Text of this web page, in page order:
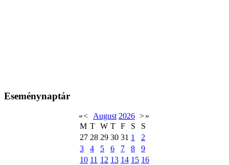
Eseménynaptár
«< August 2026 >»
M T W T F S
S
27 28 29 30 31 1
2
3
4 5 6 7 8
9
10 11 12 13 14 15 16